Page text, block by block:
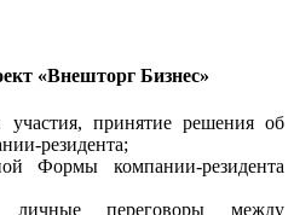
«Внешторг Бизнес»
участия, принятие решения об
резидента;
Формы компании-резидента
личные переговоры между